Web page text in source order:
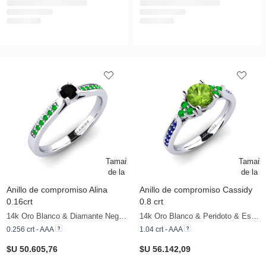
Anillo de compromiso Alina
0.16crt
14k Oro Blanco & Diamante Negro & Esmeralda
0.256 crt - AAA
$U 50.605,76
Anillo de compromiso Cassidy
0.8 crt
14k Oro Blanco & Peridoto & Esmeralda & Zafiro
1.04 crt - AAA
$U 56.142,09